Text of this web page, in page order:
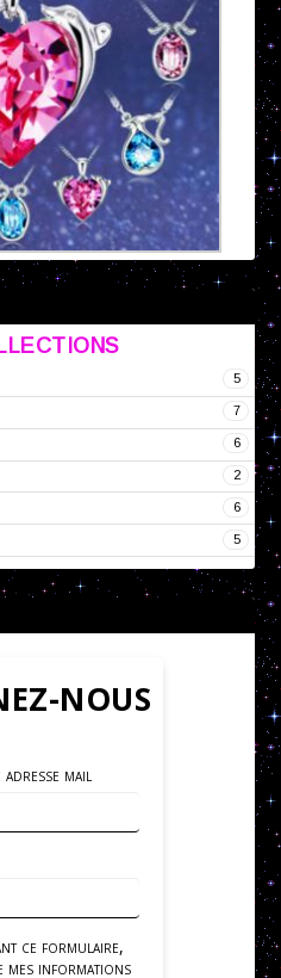
5
7
6
2
6
5
NOUS
mail
ce formulaire,
mes informations